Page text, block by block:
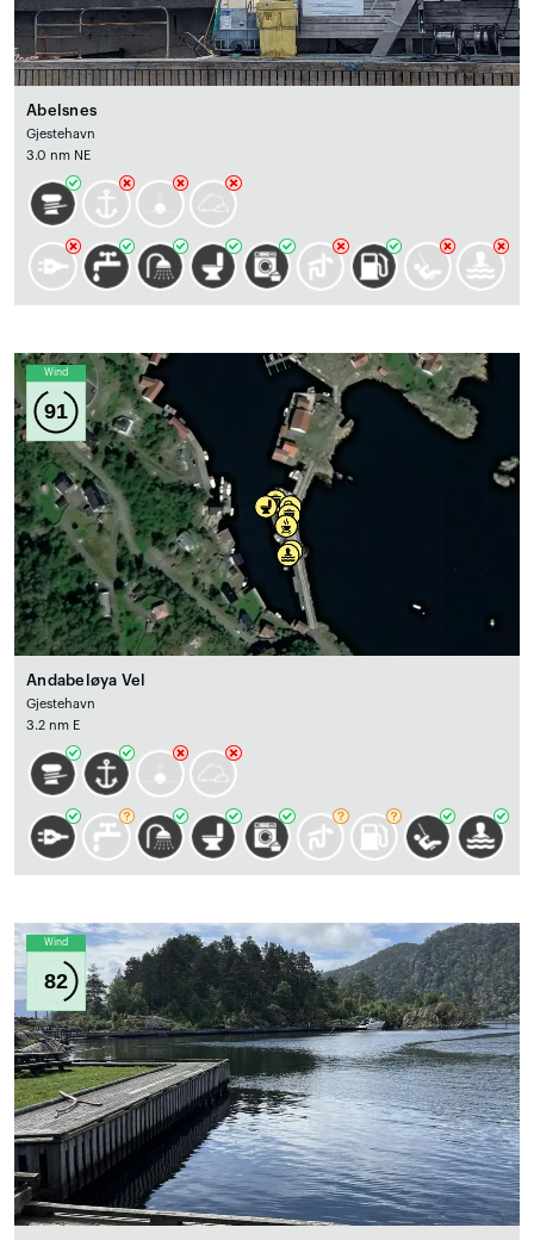
Abelsnes
Gjestehavn
3.0 nm NE
Wind
91
Andabeløya Vel
Gjestehavn
3.2 nm E
Wind
82